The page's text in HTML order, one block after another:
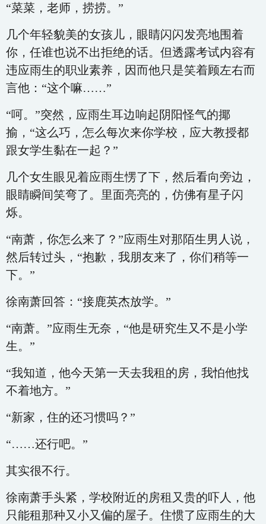
“菜菜，老师，捞捞。”
几个年轻貌美的女孩儿，眼睛闪闪发亮地围着
你，任谁也说不出拒绝的话。但透露考试内容有
违应雨生的职业素养，因而他只是笑着顾左右而
言他：“这个嘛……”
“呵。”突然，应雨生耳边响起阴阳怪气的揶
揄，“这么巧，怎么每次来你学校，应大教授都
跟女学生黏在一起？”
几个女生眼见着应雨生愣了下，然后看向旁边，
眼睛瞬间笑弯了。里面亮亮的，仿佛有星子闪
烁。
“南萧，你怎么来了？”应雨生对那陌生男人说，
然后转过头，“抱歉，我朋友来了，你们稍等一
下。”
徐南萧回答：“接鹿英杰放学。”
“南萧。”应雨生无奈，“他是研究生又不是小学
生。”
“我知道，他今天第一天去我租的房，我怕他找
不着地方。”
“新家，住的还习惯吗？”
“……还行吧。”
其实很不行。
徐南萧手头紧，学校附近的房租又贵的吓人，他
只能租那种又小又偏的屋子。住惯了应雨生的大